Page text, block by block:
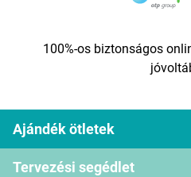
100%-os biztonságos
Ajándék ötletek
Tervezési segédlet